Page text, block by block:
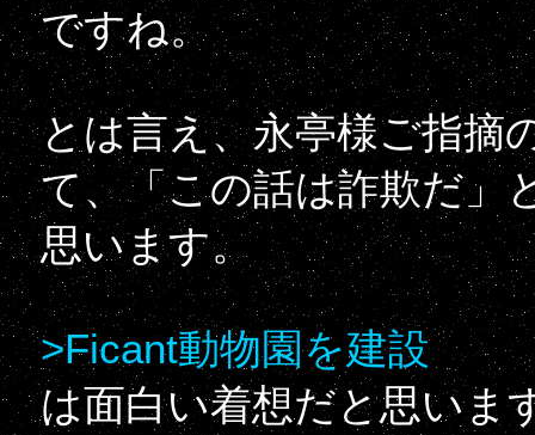
ですね。
とは言え、永亭様ご指摘
て、「この話は詐欺だ」
思います。
>Ficant動物園を建設
は面白い着想だと思いま